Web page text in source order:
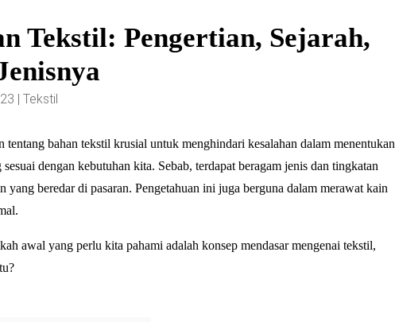
Tekstil: Pengertian, Sejarah,
|Tekstil
tentang bahantekstil krusial untuk menghindari kesalahan dalam menentukan
sesuai dengan kebutuhan kita. Sebab, terdapat beragam jenis dan tingkatan
yang beredar di pasaran. Pengetahuan ini juga berguna dalam merawat kain
awal yang perlu kita pahami adalah konsep mendasar mengenai tekstil,